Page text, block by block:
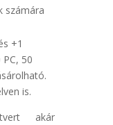
számára
+1
50
is.
akár